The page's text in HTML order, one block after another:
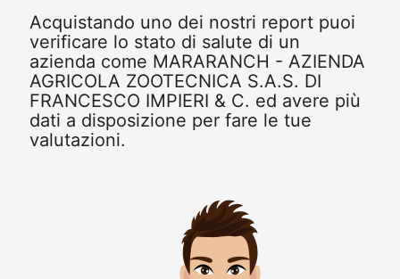
Acquistando uno dei nostri report puoi
verificare lo stato di salute di un
azienda come MARARANCH - AZIENDA
AGRICOLA ZOOTECNICA S.A.S. DI
FRANCESCO IMPIERI & C. ed avere più
dati a disposizione per fare le tue
valutazioni.